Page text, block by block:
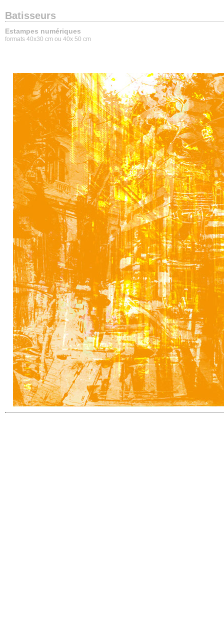
Batisseurs
Estampes numériques
formats 40x30 cm ou 40x 50 cm